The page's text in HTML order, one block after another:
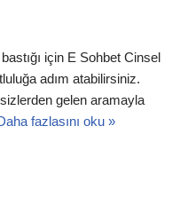
bastığı için E Sohbet Cinsel
adım atabilirsiniz.
gelen aramayla
fazlasını oku »